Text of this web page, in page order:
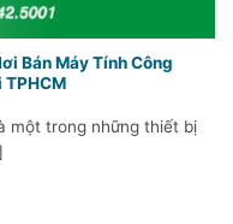
Bán Máy Tính Công
TPHCM
một trong những thiết bị